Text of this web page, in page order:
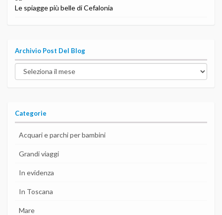
Le spiagge più belle di Cefalonia
Archivio Post Del Blog
Archivio
post
Categorie
Acquari e parchi per bambini
Grandi viaggi
In evidenza
In Toscana
Mare